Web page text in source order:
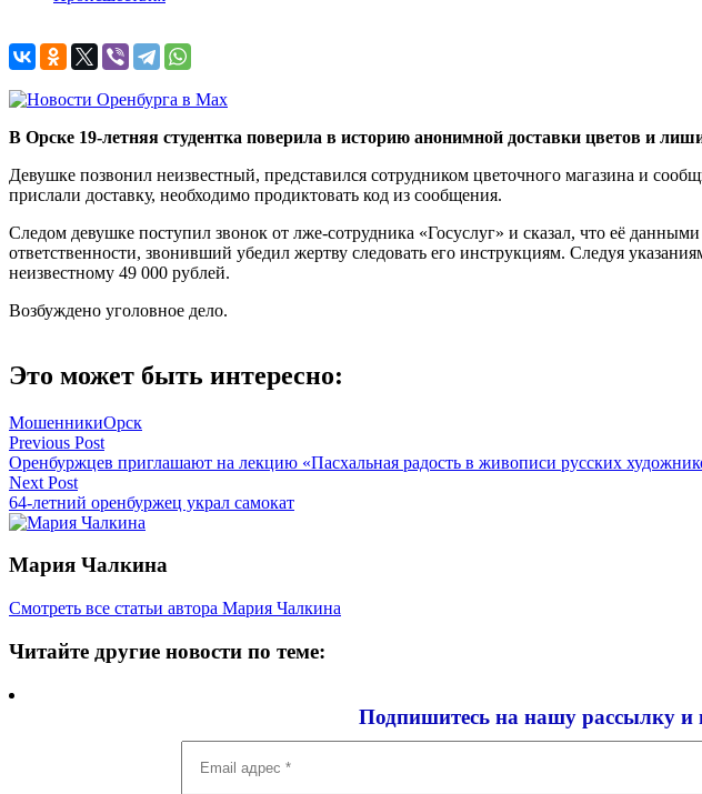
В Орске 19-летняя студентка поверила в историю анонимной доставки цветов и
Девушке позвонил неизвестный, представился сотрудником цветочного магазина и
прислали доставку, необходимо продиктовать код из сообщения.
Следом девушке поступил звонок от лже-сотрудника «Госуслуг» и сказал, что её
ответственности, звонивший убедил жертву следовать его инструкциям. Следуя
неизвестному 49 000 рублей.
Возбуждено уголовное дело.
Это может быть интересно:
МошенникиОрск
Навигация
по
записям
Previous Post
Оренбуржцев приглашают на лекцию «Пасхальная радость в живописи русских
Next Post
64-летний оренбуржец украл самокат
Мария Чалкина
Смотреть все статьи автора Мария Чалкина
Читайте другие новости по теме:
Подпишитесь на нашу рассылку и
адрес